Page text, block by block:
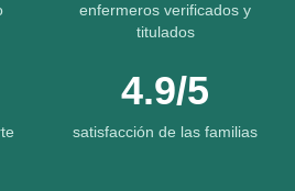
enfermeros verificados y
titulados
4.9/5
satisfacción de las familias